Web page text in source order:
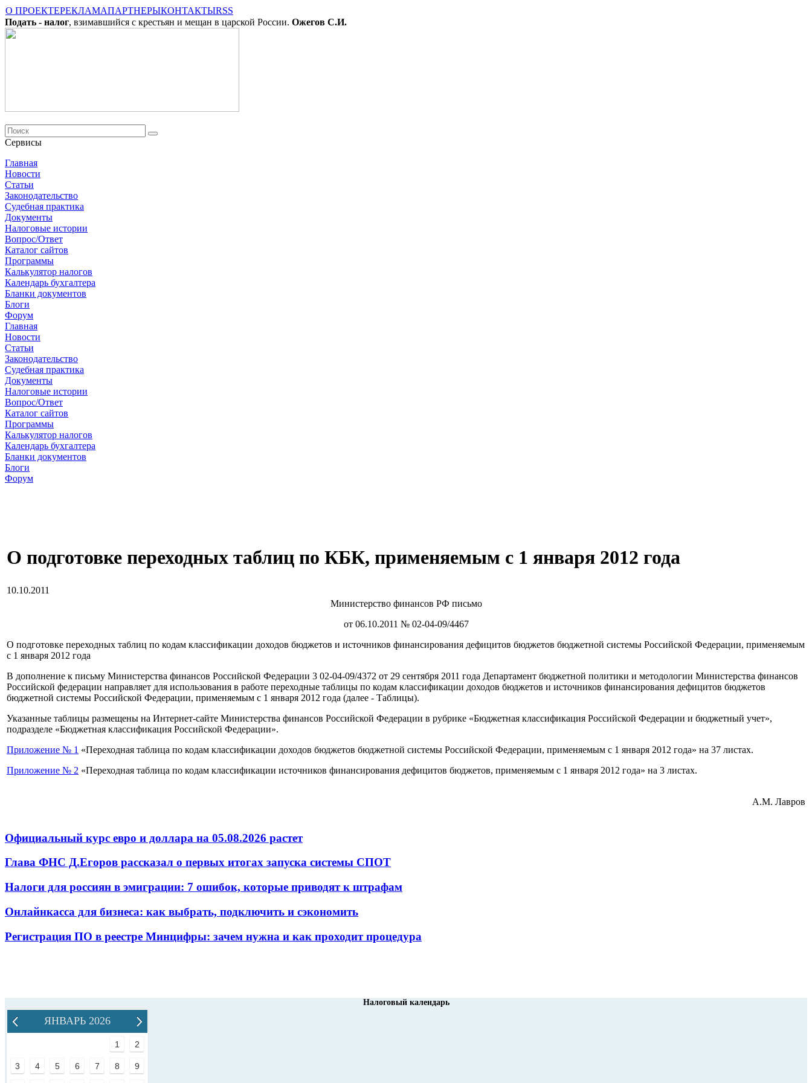
О ПРОЕКТЕРЕКЛАМАПАРТНЕРЫКОНТАКТЫRSS
Подать - налог, взимавшийся с крестьян и мещан в царской России. Ожегов С.И.
Сервисы
Главная
Новости
Cтатьи
Законодательство
Судебная практика
Документы
Налоговые истории
Вопрос/Ответ
Каталог сайтов
Программы
Калькулятор налогов
Календарь бухгалтера
Бланки документов
Блоги
Форум
Главная
Новости
Cтатьи
Законодательство
Судебная практика
Документы
Налоговые истории
Вопрос/Ответ
Каталог сайтов
Программы
Калькулятор налогов
Календарь бухгалтера
Бланки документов
Блоги
Форум
О подготовке переходных таблиц по КБК, применяемым с 1 января 2012 года
10.10.2011
Министерство финансов РФ письмо
от 06.10.2011 № 02-04-09/4467
О подготовке переходных таблиц по кодам классификации доходов бюджетов и источников финансирования дефицитов бюджетов бюджетной системы Российской Федерации, применяемым
с 1 января 2012 года
В дополнение к письму Министерства финансов Российской Федерации 3 02-04-09/4372 от 29 сентября 2011 года Департамент бюджетной политики и методологии Министерства финансов
Российской федерации направляет для использования в работе переходные таблицы по кодам классификации доходов бюджетов и источников финансирования дефицитов бюджетов
бюджетной системы Российской Федерации, применяемым с 1 января 2012 года (далее - Таблицы).
Указанные таблицы размещены на Интернет-сайте Министерства финансов Российской Федерации в рубрике «Бюджетная классификация Российской Федерации и бюджетный учет»,
подразделе «Бюджетная классификация Российской Федерации».
Приложение № 1 «Переходная таблица по кодам классификации доходов бюджетов бюджетной системы Российской Федерации, применяемым с 1 января 2012 года» на 37 листах.
Приложение № 2 «Переходная таблица по кодам классификации источников финансирования дефицитов бюджетов, применяемым с 1 января 2012 года» на 3 листах.
А.М. Лавров
Официальный курс евро и доллара на 05.08.2026 растет
Глава ФНС Д.Егоров рассказал о первых итогах запуска системы СПОТ
Налоги для россиян в эмиграции: 7 ошибок, которые приводят к штрафам
Онлайнкасса для бизнеса: как выбрать, подключить и сэкономить
Регистрация ПО в реестре Минцифры: зачем нужна и как проходит процедура
Налоговый календарь
ЯНВАРЬ 2026
1 2
3 4 5 6 7 8 9